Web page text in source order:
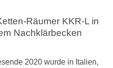
Nachklärbecken
2020 wurde in Italien,